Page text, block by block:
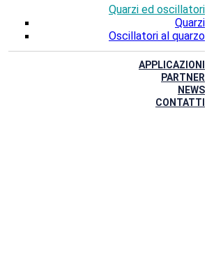
Quarzi ed oscillatori
Quarzi
Oscillatori al quarzo
APPLICAZIONI
PARTNER
NEWS
CONTATTI